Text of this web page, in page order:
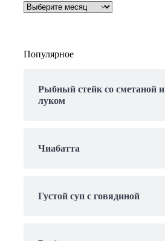
Архивы
Популярное
Рыбный стейк со сметаной и
луком
Чиабатта
Густой суп с говядиной